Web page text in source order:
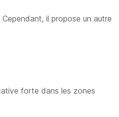
il propose un autre
forte dans les zones